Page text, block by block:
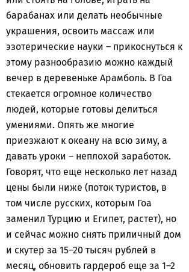
барабанах или делать необычные
украшения, освоить массаж или
эзотерические науки – прикоснуться к
этому разнообразию можно каждый
вечер в деревеньке Арамболь. В Гоа
стекается огромное количество
людей, которые готовы делиться
умениями. Опять же многие
приезжают к океану на всю зиму, а
давать уроки – неплохой заработок.
Говорят, что еще несколько лет назад
цены были ниже (поток туристов, в
том числе русских, которым Гоа
заменил Турцию и Египет, растет), но
и сейчас можно снять приличный дом
и скутер за 15–20 тысяч рублей в
месяц, обновить гардероб еще за 1–2